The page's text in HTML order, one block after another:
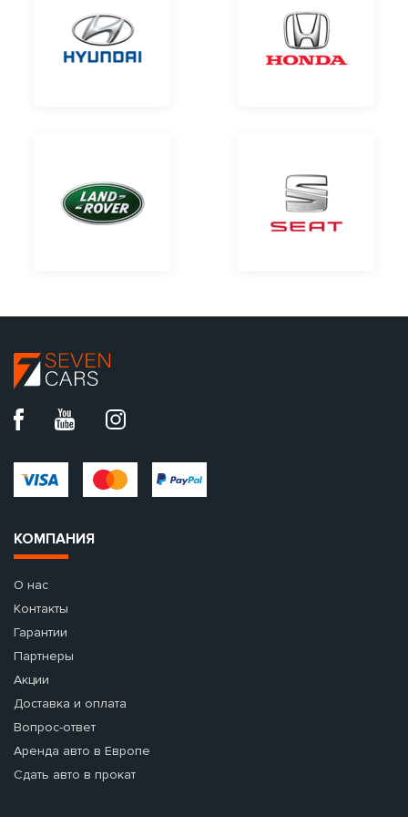
КОМПАНИЯ
О нас
Контакты
Гарантии
Партнеры
Акции
Доставка и оплата
Вопрос-ответ
Аренда авто в Европе
Сдать авто в прокат